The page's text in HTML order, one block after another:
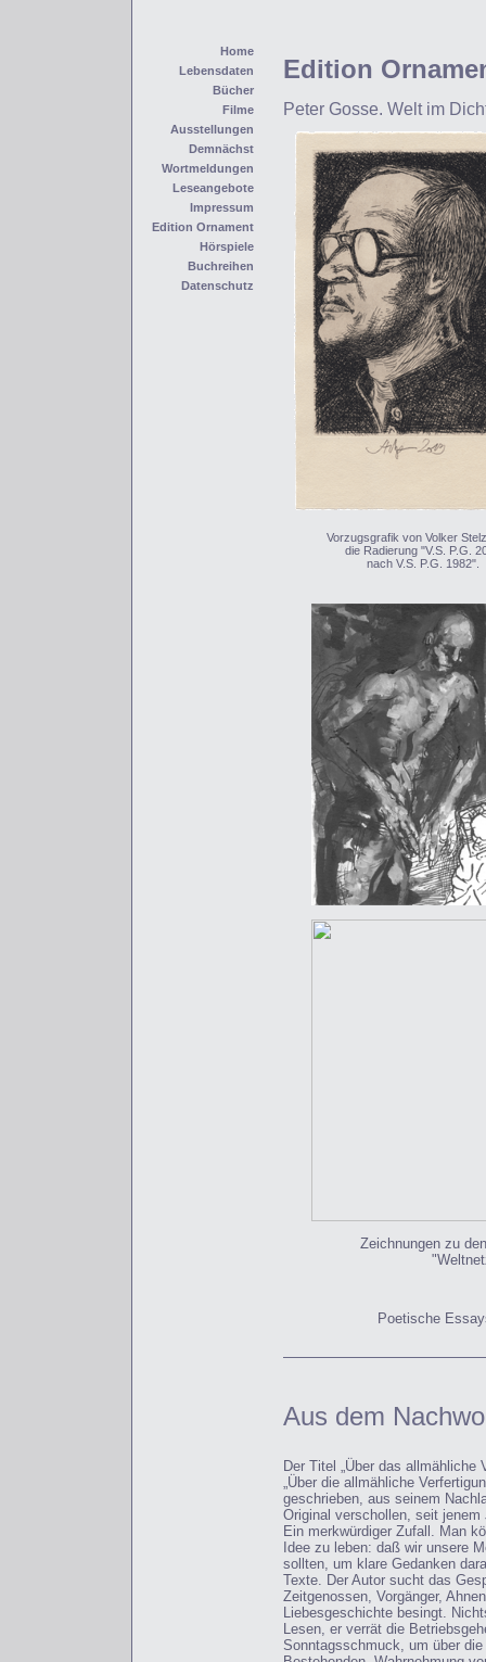
Home
Lebensdaten
Bücher
Filme
Ausstellungen
Demnächst
Wortmeldungen
Leseangebote
Impressum
Edition Ornament
Hörspiele
Buchreihen
Datenschutz
Edition
Peter Gosse. Welt im
Vorzugsgrafik von Volker
die Radierung "V.S. P.G.
nach V.S. P.G. 1982".
Zeichnungen zu
Poetische
Aus dem
Der Titel „Über das allmähliche
„Über die allmähliche
geschrieben, aus seinem
Original verschollen, seit
Ein merkwürdiger Zufall. Man
Idee zu leben: daß wir unsere
sollten, um klare Gedanken
Texte. Der Autor sucht das
Zeitgenossen, Vorgänger,
Liebesgeschichte besingt.
Lesen, er verrät die
Sonntagsschmuck, um über